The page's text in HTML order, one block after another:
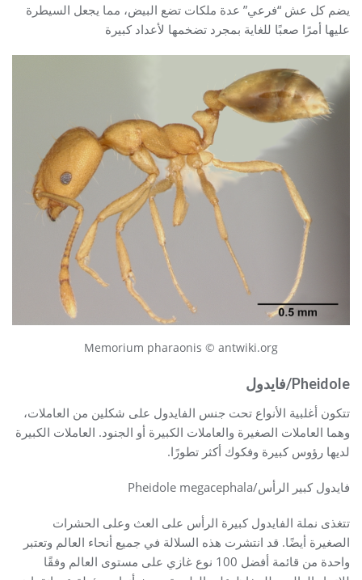
يضم كل عش “فرعي” عدة ملكات تضع البيض، مما يجعل السيطرة
عليها أمرًا صعبًا للغاية بمجرد تضخمها لأعداد كبيرة
Memorium pharaonis © antwiki.org
Pheidole/فايدول
تتكون أغلبية الأنواع تحت جنس الفايدول على شكلين من العاملات،
وهما العاملات الصغيرة والعاملات الكبيرة أو الجنود. العاملات الكبيرة
لديها رؤوس كبيرة وفكوك أكثر تطورًا.
فايدول كبير الرأس/Pheidole megacephala
تتغذى نملة الفايدول كبيرة الرأس على العث وعلى الحشرات
الصغيرة أيضًا. قد انتشرت هذه السلالة في جميع أنحاء العالم وتعتبر
واحدة من قائمة أفضل 100 نوع غازي على مستوى العالم وفقًا